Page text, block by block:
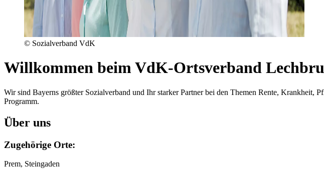
© Sozialverband VdK
Willkommen beim VdK-Ortsverband
Wir sind Bayerns größter Sozialverband und Ihr starker Partner bei den Themen Rente,
Programm.
Über uns
Zugehörige Orte:
Prem, Steingaden